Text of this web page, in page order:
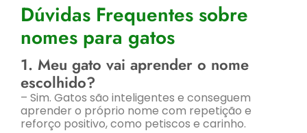
Dúvidas Frequentes sobre
nomes para gatos
1. Meu gato vai aprender o nome
escolhido?
– Sim. Gatos são inteligentes e conseguem
aprender o próprio nome com repetição e
reforço positivo, como petiscos e carinho.